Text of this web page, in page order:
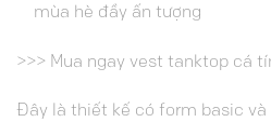
mùa hè đầy ấn tượng
>>> Mua ngay vest tanktop cá
Đây là thiết kế có form basic và